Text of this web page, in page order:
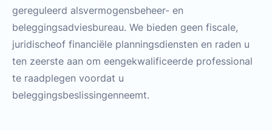
gereguleerd alsvermogensbeheer- en
beleggingsadviesbureau. We bieden geen fiscale,
juridischeof financiële planningsdiensten en raden u
ten zeerste aan om eengekwalificeerde professional
te raadplegen voordat u
beleggingsbeslissingenneemt.